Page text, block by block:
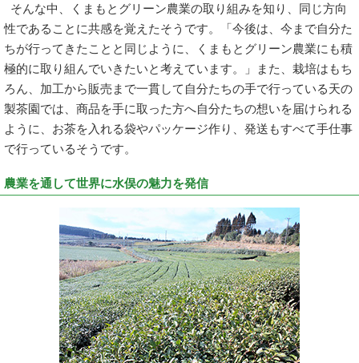
そんな中、くまもとグリーン農業の取り組みを知り、同じ方向
性であることに共感を覚えたそうです。「今後は、今まで自分た
ちが行ってきたことと同じように、くまもとグリーン農業にも積
極的に取り組んでいきたいと考えています。」また、栽培はもち
ろん、加工から販売まで一貫して自分たちの手で行っている天の
製茶園では、商品を手に取った方へ自分たちの想いを届けられる
ように、お茶を入れる袋やパッケージ作り、発送もすべて手仕事
で行っているそうです。
農業を通して世界に水俣の魅力を発信